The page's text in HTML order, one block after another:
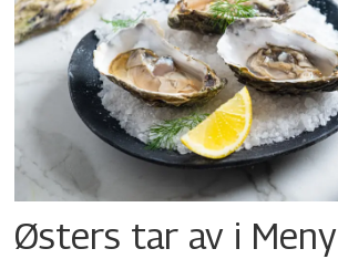
Østers tar av i Meny